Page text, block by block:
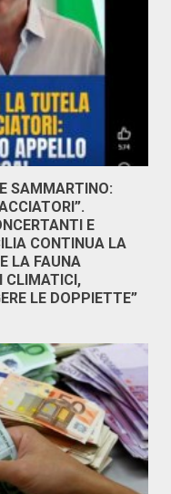
SAMMARTINO:
E
CONTINUA LA
LA FAUNA
CLIMATICI,
LE DOPPIETTE”